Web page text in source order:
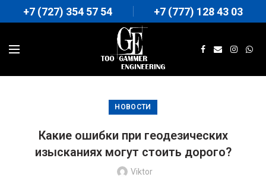
+7 (727) 354 57 54 +7 (777) 128 43 03
НОВОСТИ
Какие ошибки при геодезических
изысканиях могут стоить дорого?
Viktor